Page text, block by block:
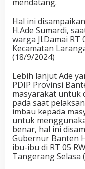
mendatang.
Hal ini
H.Ade Sumardi,
warga Jl.Damai
Kecamatan
(18/9/2024)
Lebih lanjut Ade
PDIP Provinsi
masyarakat untuk
pada saat
imbau kepada
untuk
benar, hal ini
Gubernur Banten
ibu-ibu di RT 05
Tangerang Selasa